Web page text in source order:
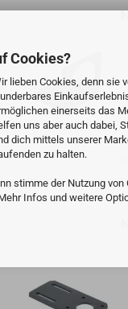
Cookies?
lieben Cookies, denn sie
einerseits das
uns aber auch dabei,
dich mittels unserer
zu halten.
stimme der Nutzung von
Infos und weitere